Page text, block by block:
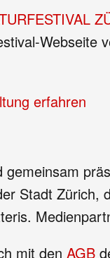
Webseite
erfahren
gemeinsam
Stadt
mit den AGB